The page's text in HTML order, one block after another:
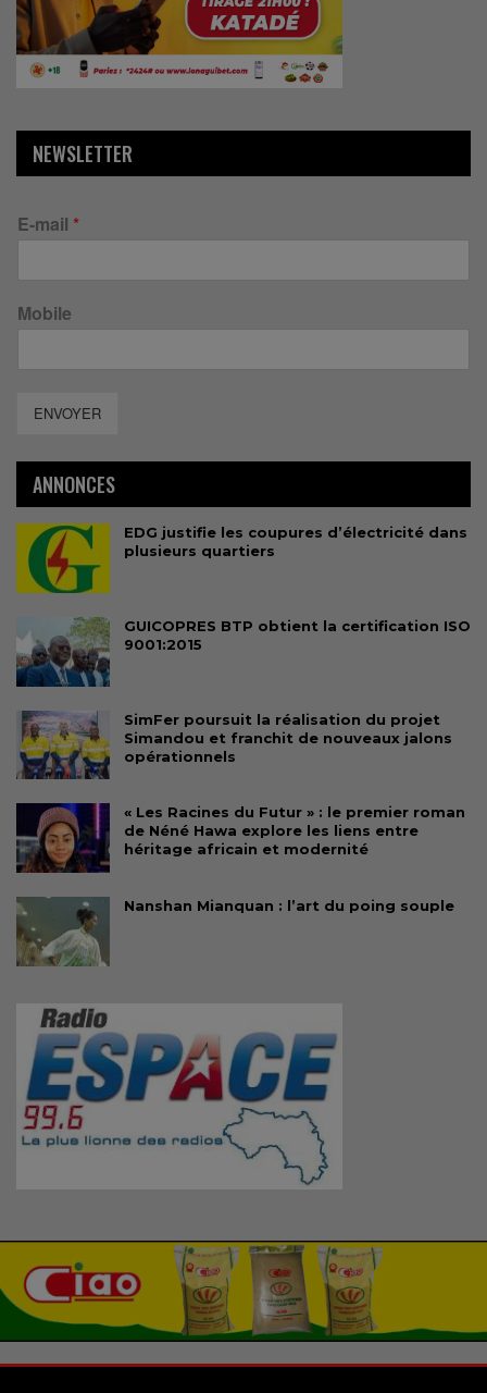
NEWSLETTER
E-mail *
Mobile
ENVOYER
ANNONCES
EDG justifie les coupures d’électricité dans
plusieurs quartiers
GUICOPRES BTP obtient la certification ISO
9001:2015
SimFer poursuit la réalisation du projet
Simandou et franchit de nouveaux jalons
opérationnels
« Les Racines du Futur » : le premier roman
de Néné Hawa explore les liens entre
héritage africain et modernité
Nanshan Mianquan : l’art du poing souple